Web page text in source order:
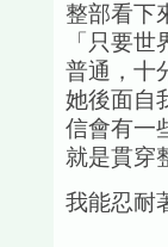
整部看下
「只要
普通，十
她後面自
信會有一
就是貫穿
我能忍耐